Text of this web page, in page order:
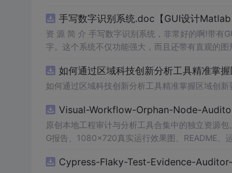
探讨水晶报表的设计工具、集成到Java项目中的
手写数字识别系统.doc【GUI设计Matlab
资 源 简 介 手写数字识别系统，非常好的啊!带有
字。这个系统不仅功能强大，而且还带有直观的
便和实用的工具，你一定会喜欢它的！
如何通过区域科技创新分析工具精准掌
如何通过区域科技创新分析工具精准掌握区域创新
Visual-Workflow-Orphan-Node-
原创本地工程审计与分析工具合集中的独立资源
G报告、1080×720真实运行效果图、README、
源码、Logo、官方截图、论文、生产日志或其他
Cypress-Flaky-Test-Evidence-